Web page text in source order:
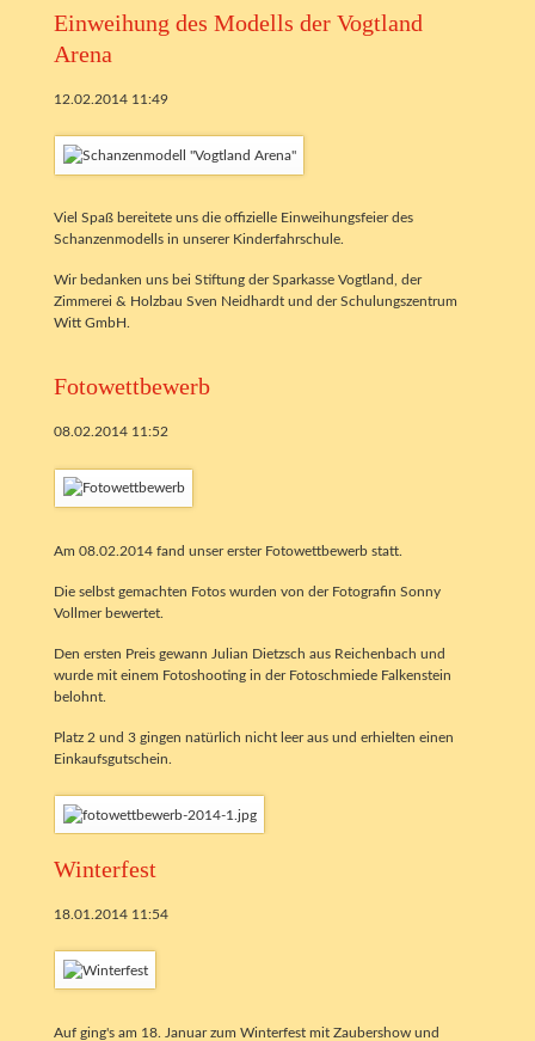
Einweihung des Modells der Vogtland
Arena
12.02.2014 11:49
Viel Spaß bereitete uns die offizielle Einweihungsfeier des
Schanzenmodells in unserer Kinderfahrschule.
Wir bedanken uns bei Stiftung der Sparkasse Vogtland, der
Zimmerei & Holzbau Sven Neidhardt und der Schulungszentrum
Witt GmbH.
Fotowettbewerb
08.02.2014 11:52
Am 08.02.2014 fand unser erster Fotowettbewerb statt.
Die selbst gemachten Fotos wurden von der Fotografin Sonny
Vollmer bewertet.
Den ersten Preis gewann Julian Dietzsch aus Reichenbach und
wurde mit einem Fotoshooting in der Fotoschmiede Falkenstein
belohnt.
Platz 2 und 3 gingen natürlich nicht leer aus und erhielten einen
Einkaufsgutschein.
Winterfest
18.01.2014 11:54
Auf ging's am 18. Januar zum Winterfest mit Zaubershow und